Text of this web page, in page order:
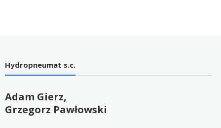
Hydropneumat s.c.
Adam Gierz,
Grzegorz Pawłowski